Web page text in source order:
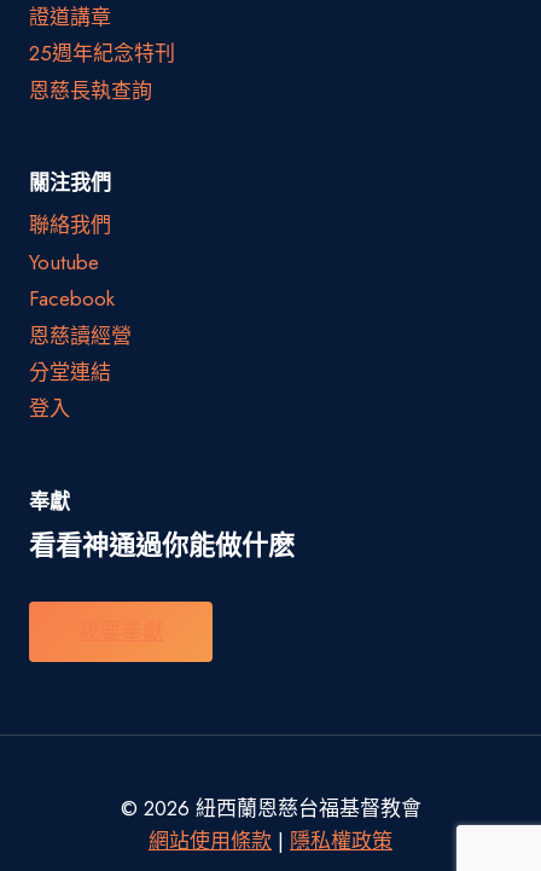
證道講章
25週年紀念特刊
恩慈長執查詢
關注我們
聯絡我們
Youtube
Facebook
恩慈讀經營
分堂連結
登入
奉獻
看看神通過你能做什麽
© 2026 紐西蘭恩慈台福基督教會
網站使用條款 | 隱私權政策